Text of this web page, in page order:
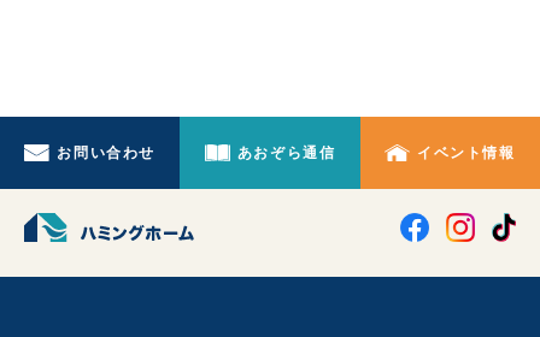
お問い合わせ あおぞら通信 イベント情報